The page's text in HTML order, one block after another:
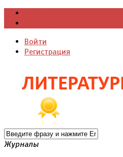
Войти
Регистрация
Журналы